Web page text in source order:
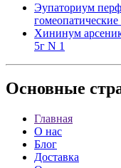
Эупаториум
гомеопатические
Хининум
5г N 1
Основные
Главная
О нас
Блог
Доставка